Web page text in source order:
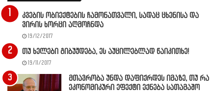
კვების ობიექტების ჩამონათვალი, სადაც ცხენისა და
ვირის ხორცი აღმოჩნდა
19/12/2017
თუ ხელები გიბუჟდება, ეს აუცილებლად წაიკითხე!
19/11/2017
მთავრობა უნდა დაფიქრდეს იმაზე, თუ რა
ეკონომიკური ეფექტი ექნება სათამაშო